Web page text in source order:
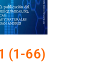
(1-66)